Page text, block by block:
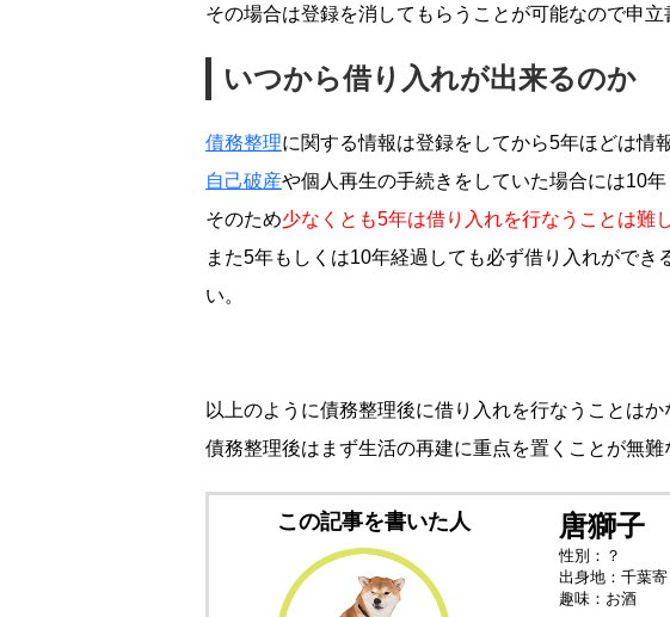
その場合は登録を消してもらうことが可能なので申立
いつから借り入れが出来るのか
債務整理に関する情報は登録をしてから5年ほどは情
自己破産や個人再生の手続きをしていた場合には10
そのため少なくとも5年は借り入れを行なうことは難
また5年もしくは10年経過しても必ず借り入れがで
い。
以上のように債務整理後に借り入れを行なうことはか
債務整理後はまず生活の再建に重点を置くことが無
この記事を書いた人 唐獅子
性別：？
出身地：千葉
趣味：お酒